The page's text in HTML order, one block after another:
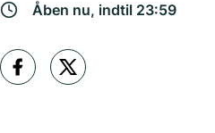
Åben nu, indtil 23:59